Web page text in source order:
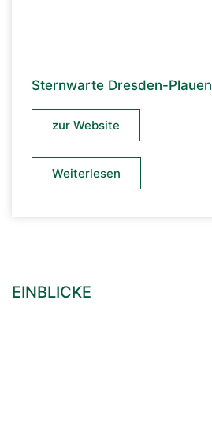
Sternwarte Dresden-Plauen
zur Website
Weiterlesen
EINBLICKE